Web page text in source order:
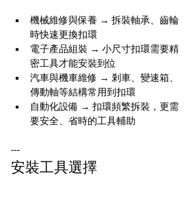
機械維修與保養 → 拆裝軸承、齒輪
時快速更換扣環
電子產品組裝 → 小尺寸扣環需要精
密工具才能安裝到位
汽車與機車維修 → 剎車、變速箱、
傳動軸等結構常用到扣環
自動化設備 → 扣環頻繁拆裝，更需
要安全、省時的工具輔助
---
安裝工具選擇